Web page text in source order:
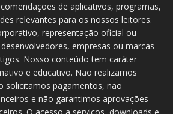
de aplicativos, programas,
relevantes para os nossos leitores.
representação oficial ou
empresas ou marcas
Nosso conteúdo tem caráter
e educativo. Não realizamos
solicitamos pagamentos, não
e não garantimos aprovações